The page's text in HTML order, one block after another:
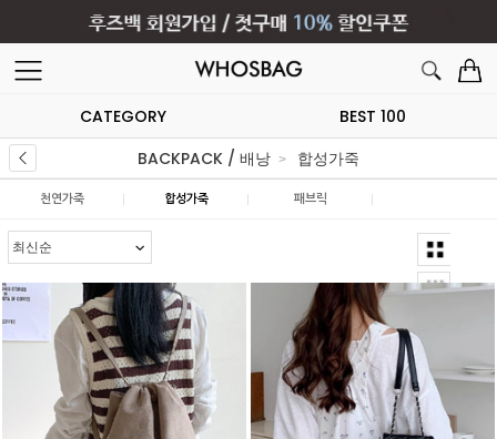
CATEGORY
BEST 100
BACKPACK / 배낭
합성가죽
천연가죽 | 합성가죽 | 패브릭 |